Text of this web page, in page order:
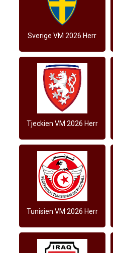
Sverige VM 2026 Herr
Tjeckien VM 2026 Herr
Tunisien VM 2026 Herr